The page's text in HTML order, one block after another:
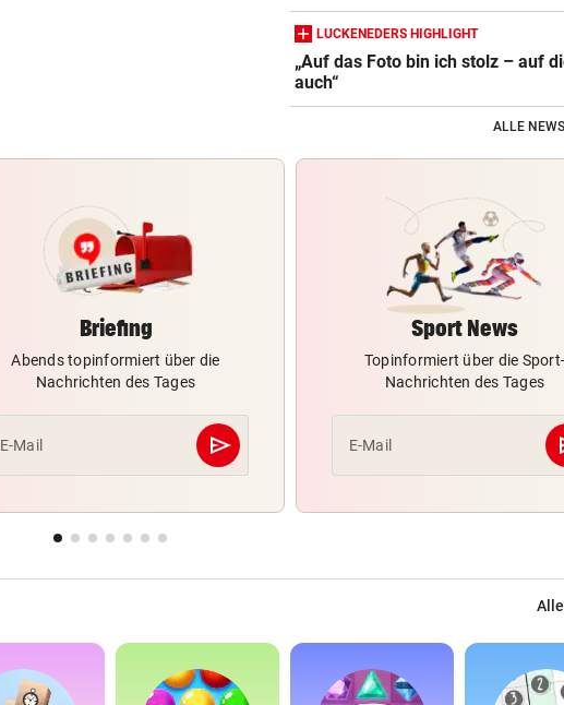
LUCKENEDERS HIGHLIGHT
„Auf das Foto bin ich stolz – auf
auch“
ALLE
Briefing
Abends topinformiert über die
Nachrichten des Tages
E-Mail send
Abschicken
Sport News
Topinformiert über die Sport-
Nachrichten des Tages
E-Mail